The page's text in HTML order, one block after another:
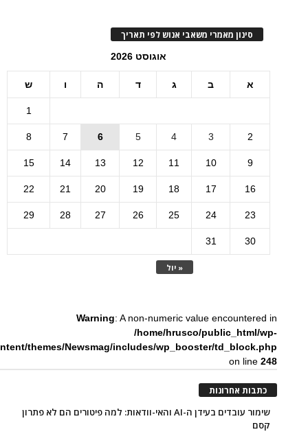
סינון מאמרי משאבי אנוש לפי תאריך
אוגוסט 2026
א ב ג ד ה ו ש
« יול
1
2
3
4
5
6
7
8
9
10
11
12
13
14
15
16
17
18
19
20
21
22
23
24
25
26
27
28
29
30
31
Warning: A non-numeric value encountered in
/home/hrusco/public_html/wp-
themes/Newsmag/includes/wp_booster/td_block.php
on line248
כתבות אחרונות
שימור עובדים בעידן ה-AI והאי-וודאות: למה פיטורים הם לא פתרון
קסם